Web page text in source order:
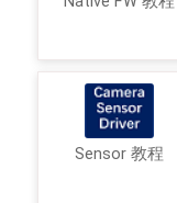
Sensor 教程